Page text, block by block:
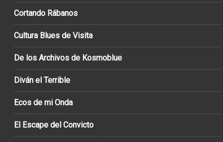
Cortando Rábanos
Cultura Blues de Visita
De los Archivos de Kosmoblue
Diván el Terrible
Ecos de mi Onda
El Escape del Convicto